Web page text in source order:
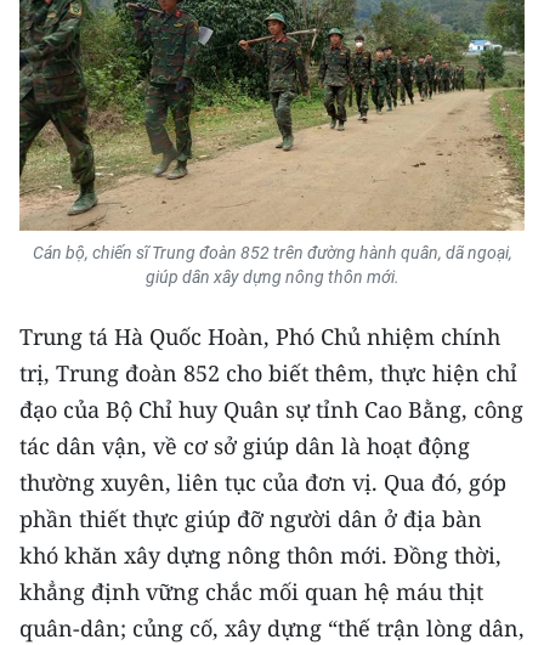
Cán bộ, chiến sĩ Trung đoàn 852 trên đường hành quân, dã ngoại,
giúp dân xây dựng nông thôn mới.
Trung tá Hà Quốc Hoàn, Phó Chủ nhiệm chính
trị, Trung đoàn 852 cho biết thêm, thực hiện chỉ
đạo của Bộ Chỉ huy Quân sự tỉnh Cao Bằng, công
tác dân vận, về cơ sở giúp dân là hoạt động
thường xuyên, liên tục của đơn vị. Qua đó, góp
phần thiết thực giúp đỡ người dân ở địa bàn
khó khăn xây dựng nông thôn mới. Đồng thời,
khẳng định vững chắc mối quan hệ máu thịt
quân-dân; củng cố, xây dựng “thế trận lòng dân,